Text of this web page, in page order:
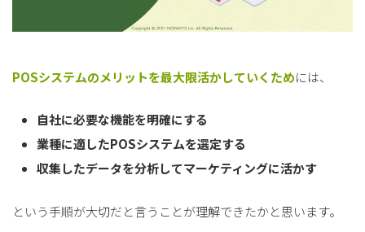
POSシステムのメリットを最大限活かしていくためには、
自社に必要な機能を明確にする
業種に適したPOSシステムを選定する
収集したデータを分析してマーケティングに活かす
という手順が大切だと言うことが理解できたかと思います。